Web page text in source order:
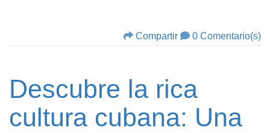
Compartir 0 Comentario(s)
Descubre la rica
cultura cubana: Una